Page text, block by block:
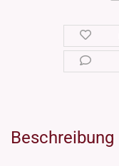
Beschreibung